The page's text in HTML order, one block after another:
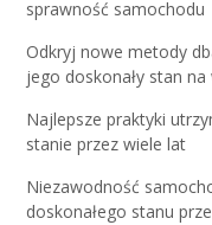
sprawność samochodu
Odkryj nowe metody
jego doskonały stan
Najlepsze praktyki
stanie przez wiele lat
Niezawodność
doskonałego stanu